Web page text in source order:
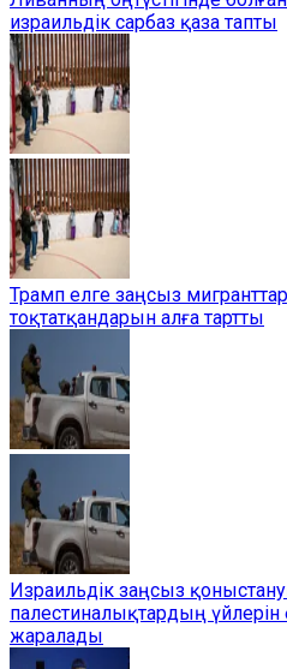
израильдік сарбаз қаза тапты
Трамп елге заңсыз
тоқтатқандарын алға тартты
Израильдік заңсыз
палестиналықтардың
жаралады